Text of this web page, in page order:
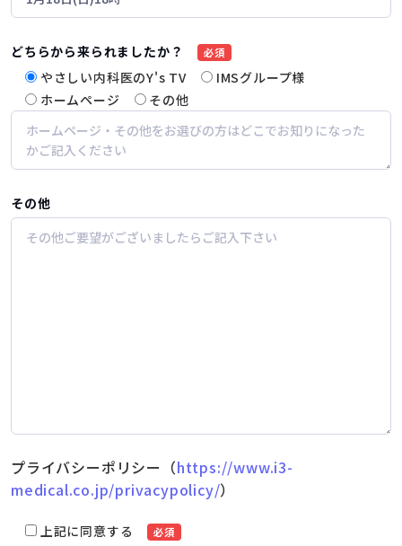
どちらから来られましたか？ 必須
やさしい内科医のY's TV
IMSグループ様
ホームページ
その他
その他
プライバシーポリシー（https://www.i3-
medical.co.jp/privacypolicy/）
上記に同意する 必須